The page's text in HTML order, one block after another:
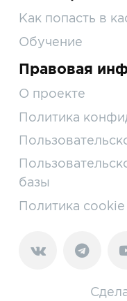
Как попасть в
Обучение
Правовая
О проекте
Политика
базы
Политика cookie